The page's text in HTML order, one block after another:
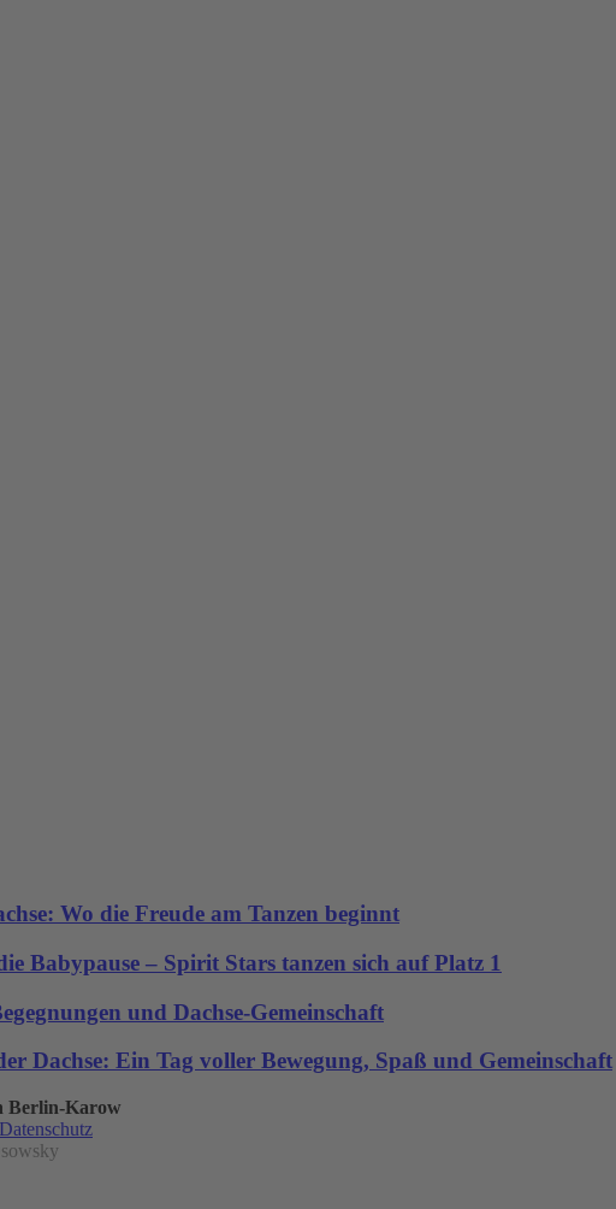
Wo die Freude am Tanzen beginnt
Babypause – Spirit Stars tanzen sich auf Platz 1
und Dachse-Gemeinschaft
Dachse: Ein Tag voller Bewegung, Spaß und Gemeinschaft
Berlin-Karow
Datenschutz